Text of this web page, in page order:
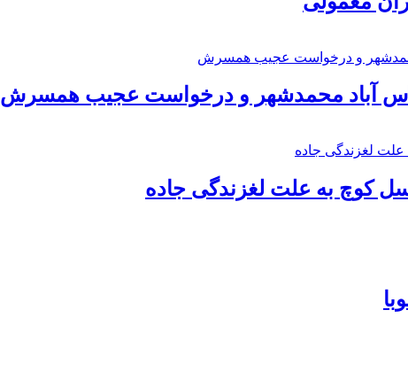
آباد محمدشهر و درخواست عجیب همسرش
کوچ به علت لغزندگی جاده